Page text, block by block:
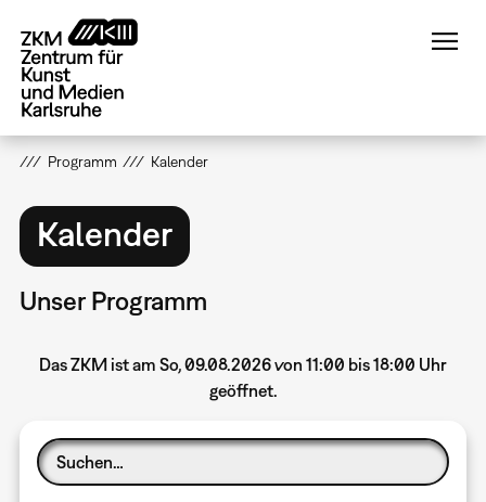
zum
Inhalt
Programm Kalender
Kalender
Unser Programm
Das ZKM ist am So, 09.08.2026 von 11:00 bis 18:00 Uhr
geöffnet.